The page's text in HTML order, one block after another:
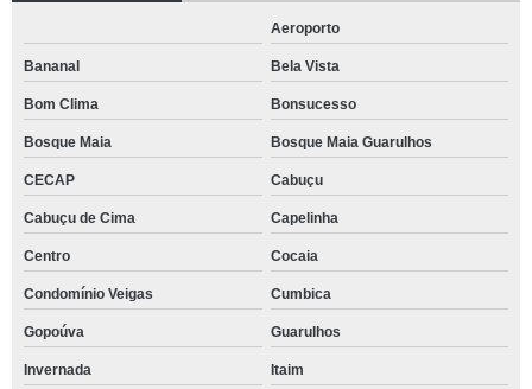
Aeroporto
Bananal Bela Vista
Bom Clima Bonsucesso
Bosque Maia Bosque Maia Guarulhos
CECAP Cabuçu
Cabuçu de Cima Capelinha
Centro Cocaia
Condomínio Veigas Cumbica
Gopoúva Guarulhos
Invernada Itaim